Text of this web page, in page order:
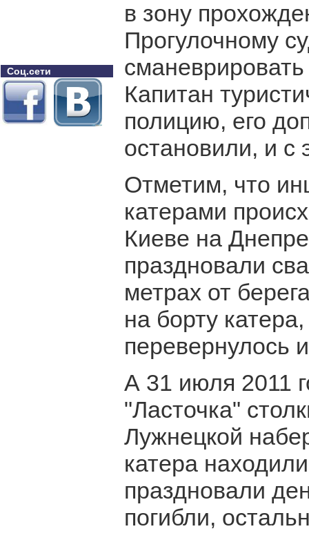
Соц.сети
в зону
Прогулочному
сманеврировать
Капитан
полицию, его
остановили, и с
Отметим, что
катерами
Киеве на
праздновали
метрах от
на борту
перевернулось
А 31 июля 2011
"Ласточка"
Лужнецкой
катера
праздновали
погибли,